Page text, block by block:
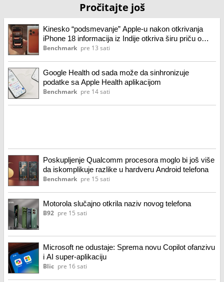
Pročitajte još
Kinesko “podsmevanje” Apple-u nakon otkrivanja
iPhone 18 informacija iz Indije otkriva širu priču o
globalnoj proizvodnji
Benchmark pre 13 sati
Google Health od sada može da sinhronizuje
podatke sa Apple Health aplikacijom
Benchmark pre 14 sati
Poskupljenje Qualcomm procesora moglo bi još više
da iskomplikuje razlike u hardveru Android telefona
Benchmark pre 15 sati
Motorola slučajno otkrila naziv novog telefona
B92 pre 15 sati
Microsoft ne odustaje: Sprema novu Copilot ofanzivu
i AI super-aplikaciju
Blic pre 16 sati